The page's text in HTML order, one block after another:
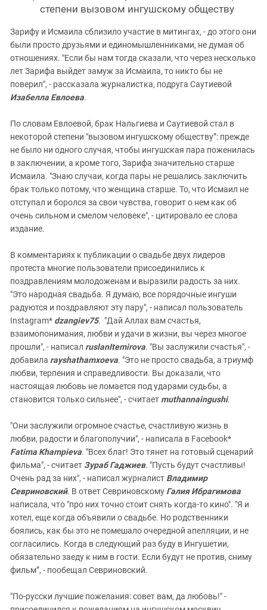
степени вызовом ингушскому обществу
Зарифу и Исмаила сблизило участие в митингах, - до этого они
были просто друзьями и единомышленниками, не думая об
отношениях. "Если бы нам тогда сказали, что через несколько
лет Зарифа выйдет замуж за Исмаила, то никто бы не
поверил", - рассказала журналистка, подруга Саутиевой
Изабелла Евлоева.
По словам Евлоевой, брак Нальгиева и Саутиевой стал в
некоторой степени "вызовом ингушскому обществу”: прежде
не было ни одного случая, чтобы ингушская пара поженилась
в заключении, а кроме того, Зарифа значительно старше
Исмаила. "Знаю случаи, когда пары не решались заключить
брак только потому, что женщина старше. То, что Исмаил не
отступал и боролся за свои чувства, говорит о нем как об
очень сильном и смелом человеке", - цитировало ее слова
издание.
В комментариях к публикации о свадьбе двух лидеров
протеста многие пользователи присоединились к
поздравлениям молодоженам и выразили радость за них.
"Это народная свадьба. Я думаю, все порядочные ингуши
радуются и поздравляют эту пару", - написал пользователь
Instagram* dzangiev75. "Дай Аллах вам счастья,
взаимопонимания, любви и удачи в жизни, вы через многое
прошли", - написал ruslanItemirova. "Вы заслужили счастья", -
добавила rayshathamxoeva. "Это не просто свадьба, а триумф
любви, терпения и справедливости. Вы доказали, что
настоящая любовь не ломается под ударами судьбы, а
становится только сильнее", - считает muthannaingushi.
"Они заслужили огромное счастье, счастливую жизнь в
любви, радости и благополучии", - написала в Facebook*
Fatima Khampieva. "Всех благ! Это тянет на готовый сценарий
фильма", - считает Зураб Гаджиев. "Пусть будут счастливы!
Очень рад за них", - написал журналист Владимир
Севриновский. В ответ Севриновскому Галия Ибрагимова
написала, что "про них точно стоит снять когда-то кино". "Я и
хотел, еще когда объявили о свадьбе. Но родственники
боялись, как бы это не помешало очередной апелляции, и не
согласились. Когда в следующий раз буду в Ингушетии,
обязательно заеду к ним в гости. Если будут не против, сниму
фильм”, - пообещал Севриновский.
"По-русски лучшие пожелания: совет вам, да любовь!" -